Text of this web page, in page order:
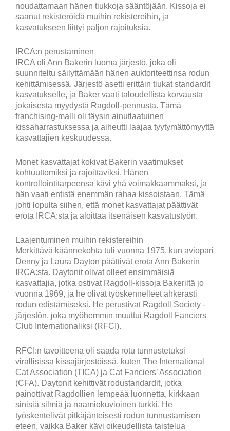
noudattamaan hänen tiukkoja sääntöjään. Kissoja ei
saanut rekisteröidä muihin rekistereihin, ja
kasvatukseen liittyi paljon rajoituksia.
IRCA:n perustaminen
IRCA oli Ann Bakerin luoma järjestö, joka oli
suunniteltu säilyttämään hänen auktoriteettinsa rodun
kehittämisessä. Järjestö asetti erittäin tiukat standardit
kasvatukselle, ja Baker vaati taloudellista korvausta
jokaisesta myydystä Ragdoll-pennusta. Tämä
franchising-malli oli täysin ainutlaatuinen
kissaharrastuksessa ja aiheutti laajaa tyytymättömyyttä
kasvattajien keskuudessa.
Monet kasvattajat kokivat Bakerin vaatimukset
kohtuuttomiksi ja rajoittaviksi. Hänen
kontrollointitarpeensa kävi yhä voimakkaammaksi, ja
hän vaati entistä enemmän rahaa kissoistaan. Tämä
johti lopulta siihen, että monet kasvattajat päättivät
erota IRCA:sta ja aloittaa itsenäisen kasvatustyön.
Laajentuminen muihin rekistereihin
Merkittävä käännekohta tuli vuonna 1975, kun aviopari
Denny ja Laura Dayton päättivät erota Ann Bakerin
IRCA:sta. Daytonit olivat olleet ensimmäisiä
kasvattajia, jotka ostivat Ragdoll-kissoja Bakeriltä jo
vuonna 1969, ja he olivat työskennelleet ahkerasti
rodun edistämiseksi. He perustivat Ragdoll Society -
järjestön, joka myöhemmin muuttui Ragdoll Fanciers
Club Internationaliksi (RFCI).
RFCI:n tavoitteena oli saada rotu tunnustetuksi
virallisissa kissajärjestöissä, kuten The International
Cat Association (TICA) ja Cat Fanciers’ Association
(CFA). Daytonit kehittivät rodustandardit, jotka
painottivat Ragdollien lempeää luonnetta, kirkkaan
sinisiä silmiä ja naamiokuvioinen turkki. He
työskentelivät pitkäjänteisesti rodun tunnustamisen
eteen, vaikka Baker kävi oikeudellista taistelua